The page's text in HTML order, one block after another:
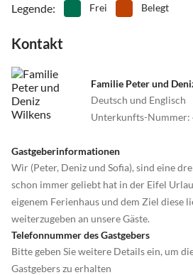
Legende: Frei Belegt
Kontakt
Familie Peter und
Deutsch und Englisch
Unterkunfts-Nummer:
Gastgeberinformationen
Wir (Peter, Deniz und Sofia), sind eine
schon immer geliebt hat in der Eifel
eigenem Ferienhaus und dem Ziel diese
weiterzugeben an unsere Gäste.
Telefonnummer des Gastgebers
Bitte geben Sie weitere Details ein, um
Gastgebers zu erhalten